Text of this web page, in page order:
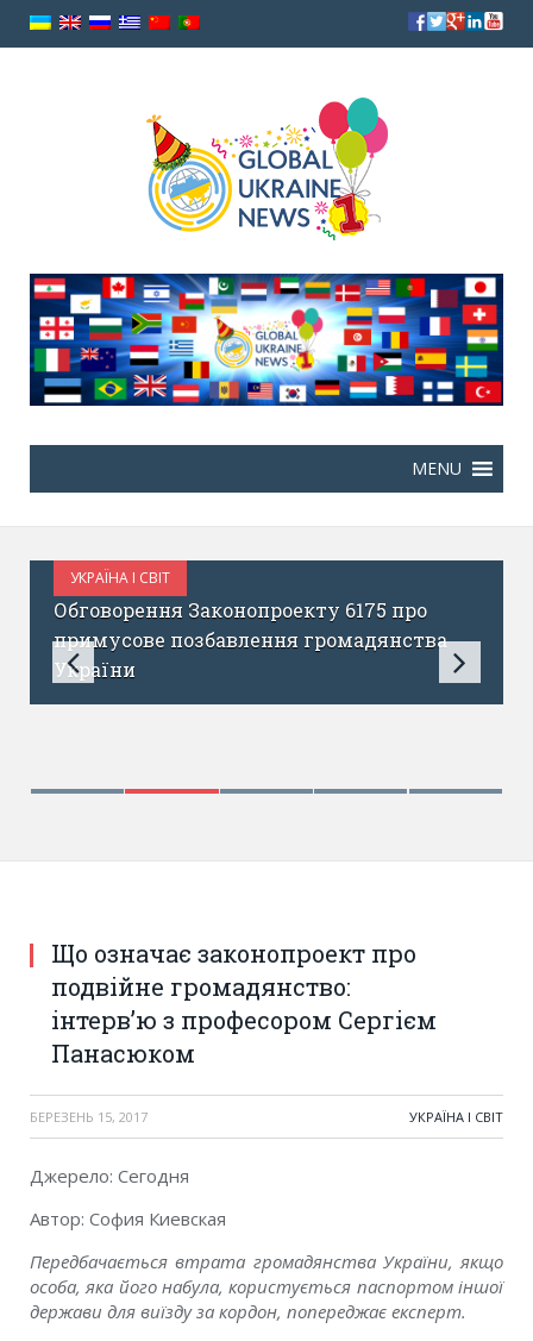
УКРАЇНА І СВІТ
БЕРЕЗЕНЬ 18, 2017
Обговорення Законопроекту 6175 про
примусове позбавлення громадянства
України
Що означає законопроект про
подвійне громадянство:
інтерв’ю з професором Сергієм
Панасюком
БЕРЕЗЕНЬ 15, 2017 УКРАЇНА І СВІТ
Джерело: Сегодня
Автор: София Киевская
Передбачається втрата громадянства України, якщо
особа, яка його набула, користується паспортом іншої
держави для виїзду за кордон, попереджає експерт.